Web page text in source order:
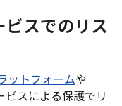
スでのリス
ットフォームや
ビスによる保護でリ